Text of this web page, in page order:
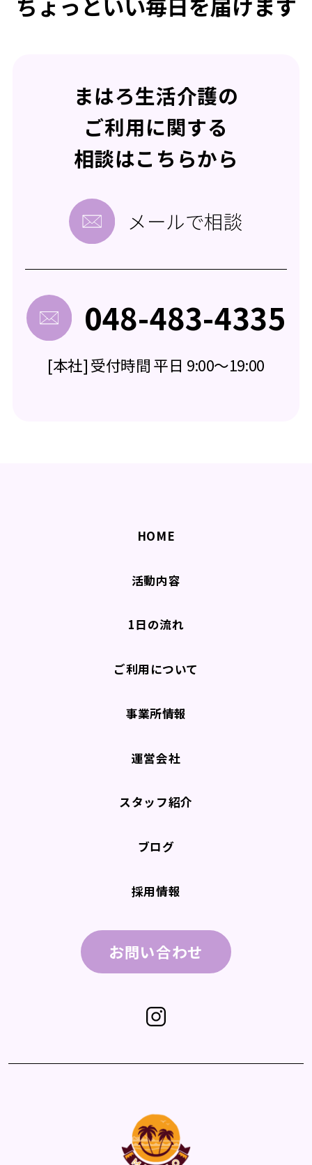
まはろ生活介護の
ご利用に関する
相談はこちらから
メールで相談
048-483-4335
[本社] 受付時間 平日 9:00～19:00
HOME
活動内容
1日の流れ
ご利用について
事業所情報
運営会社
スタッフ紹介
ブログ
採用情報
お問い合わせ